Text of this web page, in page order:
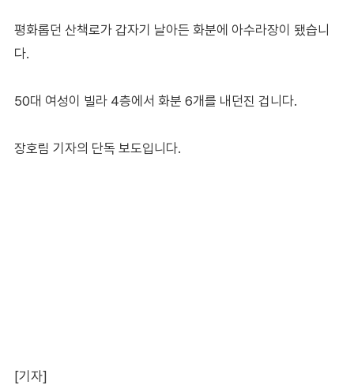
평화롭던 산책로가 갑자기 날아든 화분에 아수라장이 됐습니
다.
50대 여성이 빌라 4층에서 화분 6개를 내던진 겁니다.
장호림 기자의 단독 보도입니다.
[기자]